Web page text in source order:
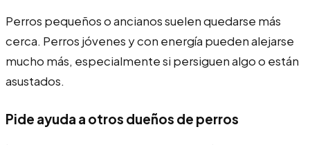
Perros pequeños o ancianos suelen quedarse más
cerca. Perros jóvenes y con energía pueden alejarse
mucho más, especialmente si persiguen algo o están
asustados.
Pide ayuda a otros dueños de perros